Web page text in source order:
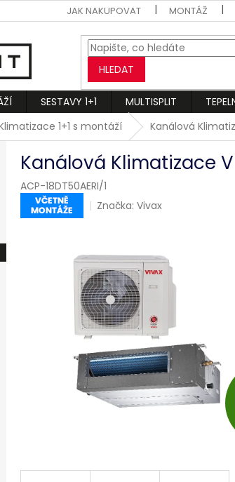
JAK NAKUPOVAT MONTÁŽ
HLEDAT
SESTAVY 1+1 MULTISPLIT
1+1 s montáží Kanálová
Kanálová Klimatizace
ACP-18DT50AERI/1
Značka:Vivax